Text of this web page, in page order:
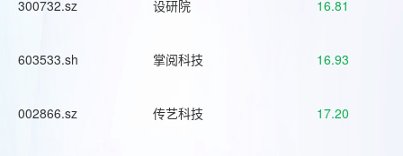
300732.sz 设研院 16.81
603533.sh 掌阅科技 16.93
002866.sz 传艺科技 17.20